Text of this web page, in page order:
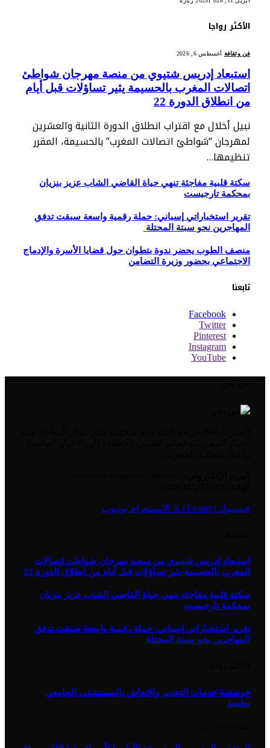
الأكثر رواجا
فن وثقافة أغسطس 6, 2026
استبعاد إدريس شتيوي من منصة مهرجان شواطئ
اتصالات المغرب بالحسيمة يثير تساؤلات قبل أيام
من انطلاق الدورة 22
نبيل أخلال مع اقتراب انطلاق الدورة الثانية والعشرين
لمهرجان “شواطئ اتصالات المغرب” بالحسيمة، المقرر
تنظيمها…
سكتة قلبية مفاجئة تنهي حياة القاضي الشاب عزيز بنزيان
بمحكمة تارجيست
تقرير استخباراتي إسباني: حملة رقمية واسعة سبقت تدفق
المهاجرين نحو سبتة المحتلة
منصف الطوب يحضر ندوة بتطوان حول قضايا الأسرة والإدماج
الاجتماعي بحضور وزيرة التضامن
تابعنا
Facebook
Twitter
Pinterest
Instagram
YouTube
فيسبوك X (Twitter) الانستغرام يوتيوب
استبعاد إدريس شتيوي من منصة مهرجان شواطئ اتصالات
المغرب بالحسيمة يثير تساؤلات قبل أيام من انطلاق الدورة 22
سكتة قلبية مفاجئة تنهي حياة القاضي الشاب عزيز بنزيان
بمحكمة تارجيست
تقرير استخباراتي إسباني: حملة رقمية واسعة سبقت تدفق
المهاجرين نحو سبتة المحتلة
خوصصة خدمات التخدير والإنعاش بالمستشفى الجامعي
بطنجة